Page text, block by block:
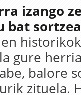
izango
bat
gure
balore
zituela.